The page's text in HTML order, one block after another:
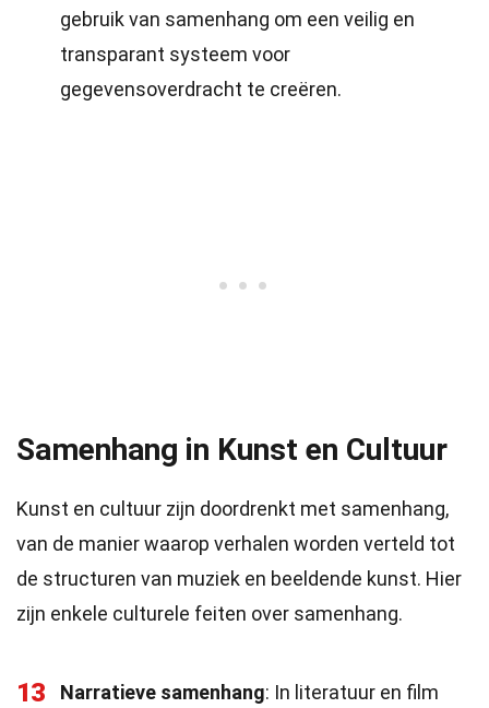
gebruik van samenhang om een veilig en
transparant systeem voor
gegevensoverdracht te creëren.
Samenhang in Kunst en Cultuur
Kunst en cultuur zijn doordrenkt met samenhang,
van de manier waarop verhalen worden verteld tot
de structuren van muziek en beeldende kunst. Hier
zijn enkele culturele feiten over samenhang.
13 Narratieve samenhang: In literatuur en film